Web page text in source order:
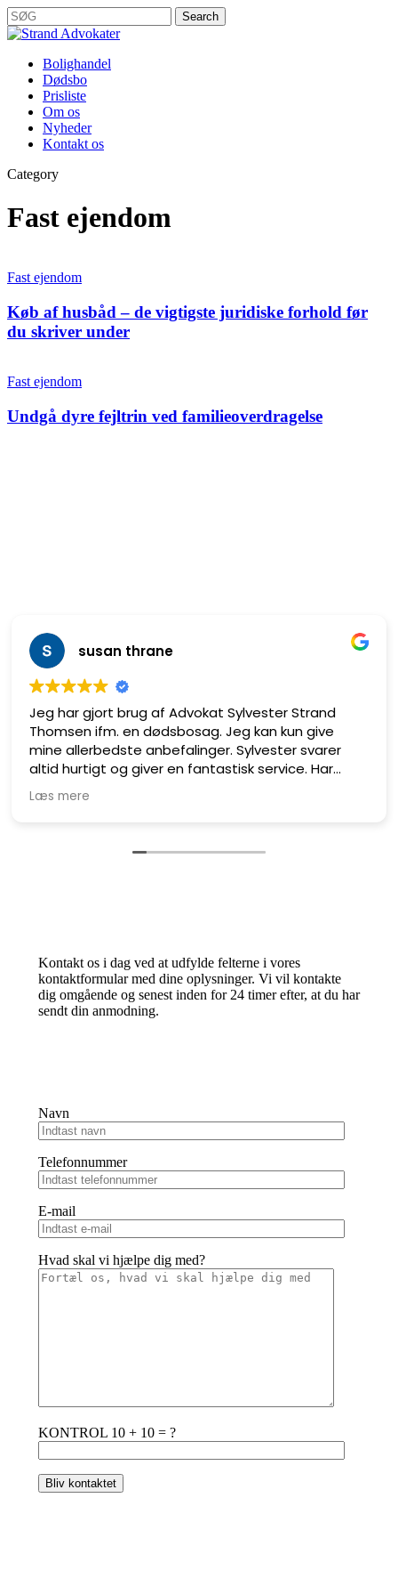
Skip
to
content
Search
Close
Bolighandel
Dødsbo
Prisliste
Om os
Nyheder
Kontakt os
Category
Fast ejendom
af
–
de
vigtigste
før
skriver
Fast ejendom
Køb af husbåd – de vigtigste juridiske forhold før
du skriver under
dyre
ved
familieoverdragelse
Fast ejendom
Undgå dyre fejltrin ved familieoverdragelse
susan thrane
Jeg har gjort brug af Advokat Sylvester Strand
Thomsen ifm. en dødsbosag. Jeg kan kun give
mine allerbedste anbefalinger. Sylvester svarer
altid hurtigt og giver en fantastisk service. Har
været meget tilfreds med hele forløbet.
Læs mere
Behov for advokatbistand?
Kontakt os i dag ved at udfylde felterne i vores
kontaktformular med dine oplysninger. Vi vil kontakte
dig omgående og senest inden for 24 timer efter, at du har
sendt din anmodning.
Navn
Telefonnummer
E-mail
Hvad skal vi hjælpe dig med?
KONTROL 10 + 10 = ?
Kontoret holder lukket i perioden 9. august – 12. august.
E-mails besvares løbende i perioden.